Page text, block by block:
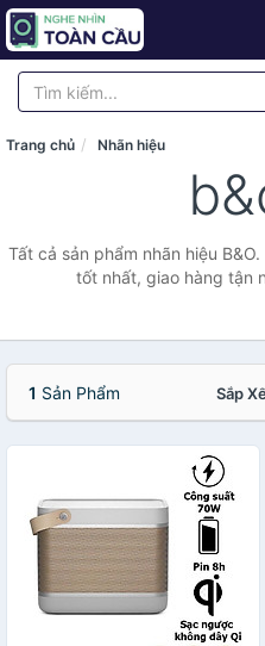
Trang chủ Nhãn hiệu
Tất cả sản phẩm nhãn hiệu
tốt nhất, giao hàng tận
1 Sản Phẩm Sắp